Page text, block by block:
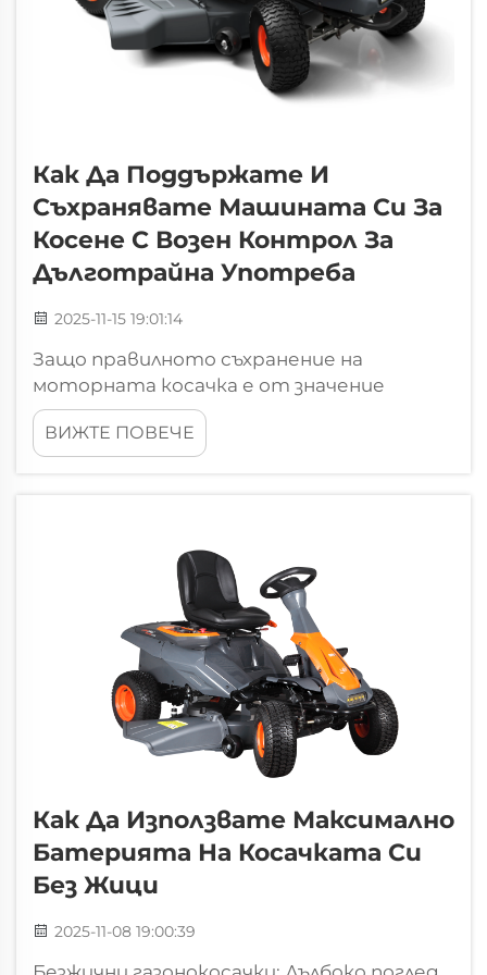
Как Да Поддържате И
Съхранявате Машината Си За
Косене С Возен Контрол За
Дълготрайна Употреба
2025-11-15 19:01:14
Защо правилното съхранение на
моторната косачка е от значение
Пренебрегването на правилните
процедури за съхранение може
значително да намали експлоатационния
защитите инвестициите си и да
ВИЖТЕ ПОВЕЧЕ
Как Да Използвате Максимално
Батерията На Косачката Си
Без Жици
2025-11-08 19:00:39